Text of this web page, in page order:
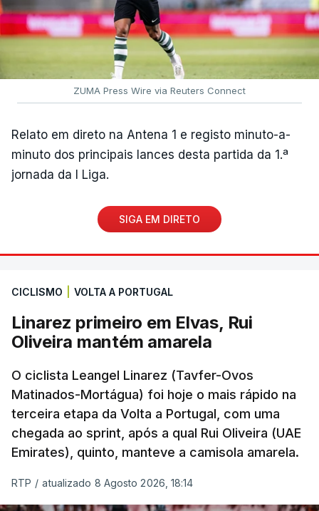
ZUMA Press Wire via Reuters Connect
Relato em direto na Antena 1 e registo minuto-a-
minuto dos principais lances desta partida da 1.ª
jornada da I Liga.
SIGA EM DIRETO
CICLISMO VOLTA A PORTUGAL
Linarez primeiro em Elvas, Rui
Oliveira mantém amarela
O ciclista Leangel Linarez (Tavfer-Ovos
Matinados-Mortágua) foi hoje o mais rápido na
terceira etapa da Volta a Portugal, com uma
chegada ao sprint, após a qual Rui Oliveira (UAE
Emirates), quinto, manteve a camisola amarela.
RTP / atualizado 8 Agosto 2026, 18:14